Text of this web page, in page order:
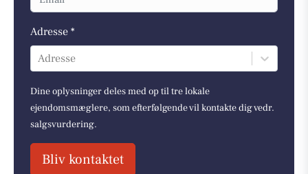
Adresse *
Adresse
Dine oplysninger deles med op til tre lokale
ejendomsmæglere, som efterfølgende vil kontakte dig vedr.
salgsvurdering.
Bliv kontaktet